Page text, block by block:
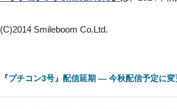
(C)2014 Smileboom Co.Ltd.
『プチコン3号』配信延期 ― 今秋配信予定に変